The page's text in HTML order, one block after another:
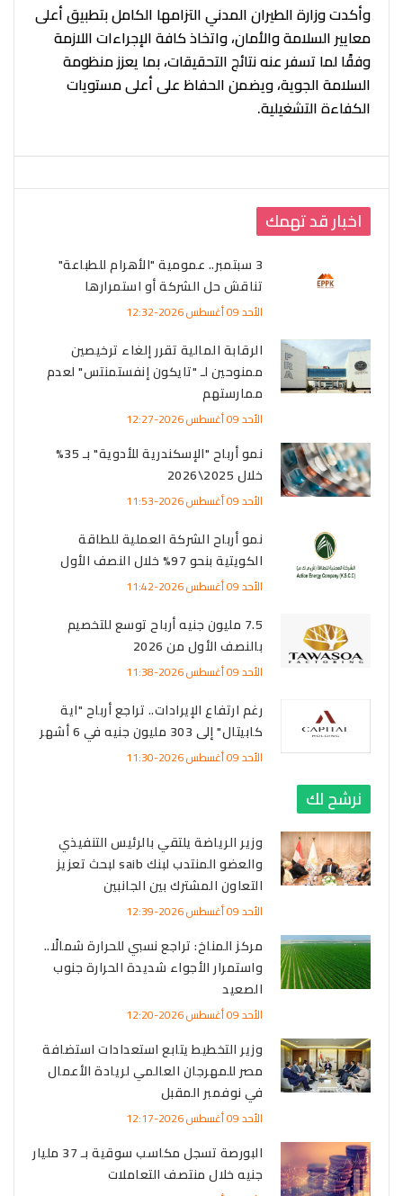
وأكدت وزارة الطيران المدني التزامها الكامل بتطبيق أعلى
معايير السلامة والأمان، واتخاذ كافة الإجراءات اللازمة
وفقًا لما تسفر عنه نتائج التحقيقات، بما يعزز منظومة
السلامة الجوية، ويضمن الحفاظ على أعلى مستويات
الكفاءة التشغيلية.
اخبار قد تهمك
3 سبتمبر.. عمومية "الأهرام للطباعة"
تناقش حل الشركة أو استمرارها
الأحد 09 أغسطس 2026-12:32
الرقابة المالية تقرر إلغاء ترخيصين
ممنوحين لـ "تايكون إنفستمنتس" لعدم
ممارستهم
الأحد 09 أغسطس 2026-12:27
نمو أرباح "الإسكندرية للأدوية" بـ 35%
خلال 2025\2026
الأحد 09 أغسطس 2026-11:53
نمو أرباح الشركة العملية للطاقة
الكويتية بنحو 97% خلال النصف الأول
الأحد 09 أغسطس 2026-11:42
7.5 مليون جنيه أرباح توسع للتخصيم
بالنصف الأول من 2026
الأحد 09 أغسطس 2026-11:38
رغم ارتفاع الإيرادات.. تراجع أرباح "اية
كابيتال" إلى 303 مليون جنيه في 6 أشهر
الأحد 09 أغسطس 2026-11:30
نرشح لك
وزير الرياضة يلتقي بالرئيس التنفيذي
والعضو المنتدب لبنك saib لبحث تعزيز
التعاون المشترك بين الجانبين
الأحد 09 أغسطس 2026-12:39
مركز المناخ: تراجع نسبي للحرارة شمالًا..
واستمرار الأجواء شديدة الحرارة جنوب
الصعيد
الأحد 09 أغسطس 2026-12:20
وزير التخطيط يتابع استعدادات استضافة
مصر للمهرجان العالمي لريادة الأعمال
في نوفمبر المقبل
الأحد 09 أغسطس 2026-12:17
البورصة تسجل مكاسب سوقية بـ 37 مليار
جنيه خلال منتصف التعاملات